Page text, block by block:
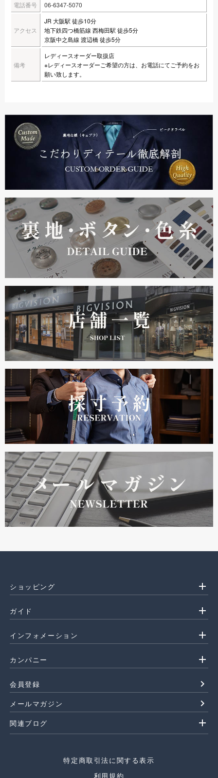
電話番号 06-6347-5070
アクセス
JR 大阪駅 徒歩10分
地下鉄四つ橋筋線 西梅田駅 徒歩5分
京阪中之島線 渡辺橋 徒歩5分
備考
レディースオーダー取扱店
※レディースオーダーご希望の方は、お電話にてご予約をお
願い致します。
ショッピング add
ガイド add
インフォメーション add
カンパニー add
会員登録 navigate_next
メールマガジン navigate_next
関連ブログ add
特定商取引法に関する表示
利用規約